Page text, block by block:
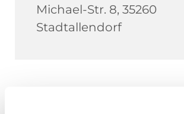
Michael-Str. 8, 35260
Stadtallendorf